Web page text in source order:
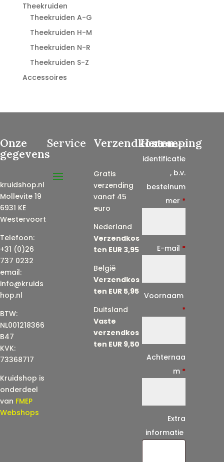
Theekruiden
Theekruiden A-G
Theekruiden H-M
Theekruiden N-R
Theekruiden S-Z
Accessoires
Onze
gegevens
kruidshop.nl
Mollevite 19
6931 KE
Westervoort
Telefoon:
+31 (0)26
737 0232
email:
info@kruids
hop.nl
BTW:
NL001218366
B47
KVK:
73368717
Kruidshop is
onderdeel
van FMEP
Webshops
Service Verzendkosten
Gratis
verzending
vanaf 45
euro
Nederland
Verzendkos
ten EUR 3,95
België
Verzendkos
ten EUR 5,95
Duitsland
Vaste
verzendkos
ten EUR 9,50
Herroeping
Contract
identificatie
, b.v.
bestelnum
mer *
E-mail *
Voornaam
*
Achternaa
m *
Extra
informatie